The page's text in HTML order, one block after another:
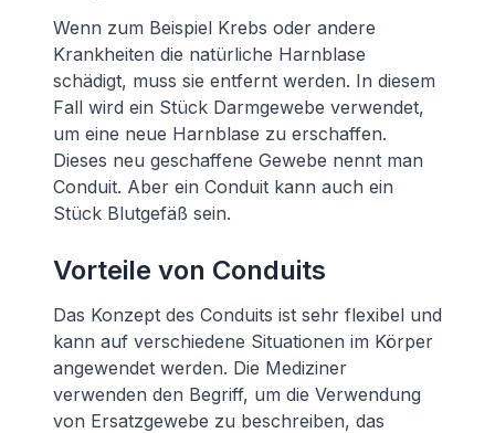
Wenn zum Beispiel Krebs oder andere
Krankheiten die natürliche Harnblase
schädigt, muss sie entfernt werden. In diesem
Fall wird ein Stück Darmgewebe verwendet,
um eine neue Harnblase zu erschaffen.
Dieses neu geschaffene Gewebe nennt man
Conduit. Aber ein Conduit kann auch ein
Stück Blutgefäß sein.
Vorteile von Conduits
Das Konzept des Conduits ist sehr flexibel und
kann auf verschiedene Situationen im Körper
angewendet werden. Die Mediziner
verwenden den Begriff, um die Verwendung
von Ersatzgewebe zu beschreiben, das